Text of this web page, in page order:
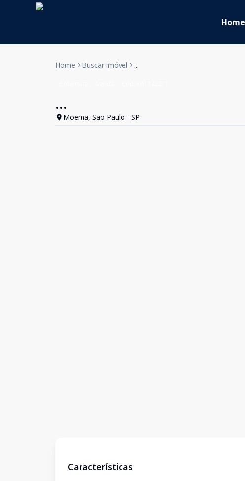
Home
Home Buscar imóvel ...
...
Moema, São Paulo - SP
Características